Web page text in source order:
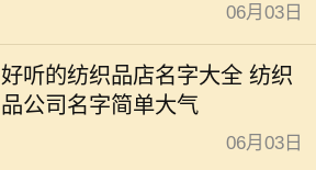
06月03日
好听的纺织品店名字大全 纺织
品公司名字简单大气
06月03日